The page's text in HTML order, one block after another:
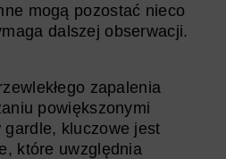
mogą pozostać nieco
dalszej obserwacji.
zapalenia
powiększonymi
gardle, kluczowe jest
które uwzględnia